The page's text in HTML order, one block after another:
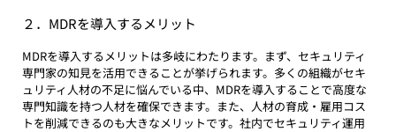
２．MDRを導入するメリット
MDRを導入するメリットは多岐にわたります。まず、セキュリティ
専門家の知見を活用できることが挙げられます。多くの組織がセキ
ュリティ人材の不足に悩んでいる中、MDRを導入することで高度な
専門知識を持つ人材を確保できます。また、人材の育成・雇用コス
トを削減できるのも大きなメリットです。社内でセキュリティ運用